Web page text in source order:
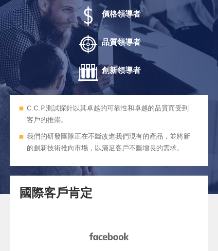
價格領導者
品質領導者
創新領導者
C.C.P.測試探針以其卓越的可靠性和卓越的品質而受到
客戶的推崇。
我們的研發團隊正在不斷改進我們現有的產品，並將新
的創新技術推向市場，以滿足客戶不斷增長的需求。
國際客戶肯定